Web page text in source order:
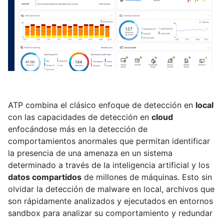
ATP combina el clásico enfoque de detección en local
con las capacidades de detección en cloud
enfocándose más en la detección de
comportamientos anormales que permitan identificar
la presencia de una amenaza en un sistema
determinado a través de la inteligencia artificial y los
datos compartidos de millones de máquinas. Esto sin
olvidar la detección de malware en local, archivos que
son rápidamente analizados y ejecutados en entornos
sandbox para analizar su comportamiento y redundar